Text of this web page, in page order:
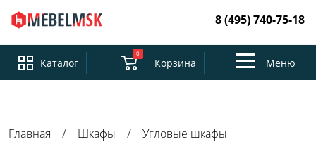
8 (495) 740-75-18
Каталог
0
Корзина
ToggleМеню
Главная Шкафы
Угловые шкафы